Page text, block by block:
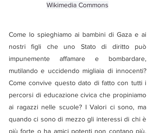
Wikimedia Commons
Come lo spieghiamo ai bambini di Gaza e ai
nostri figli che uno Stato di diritto può
impunemente affamare e bombardare,
mutilando e uccidendo migliaia di innocenti?
Come convive questo dato di fatto con tutti i
percorsi di educazione civica che propiniamo
ai ragazzi nelle scuole? I Valori ci sono, ma
quando ci sono di mezzo gli interessi di chi è
più forte o ha amici potenti non contano più,